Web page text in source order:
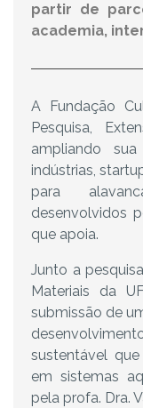
partir de
academia,
A Fundação
Pesquisa,
ampliando
indústrias,
para
desenvolvidos
que apoia.
Junto a
Materiais da
submissão de
sustentável
em sistemas
pela profa. Dra.